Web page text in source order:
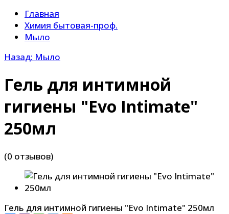
Главная
Химия бытовая-проф.
Мыло
Назад: Мыло
Гель для интимной
гигиены "Evo Intimate"
250мл
(0 отзывов)
Гель для интимной гигиены "Evo Intimate" 250мл